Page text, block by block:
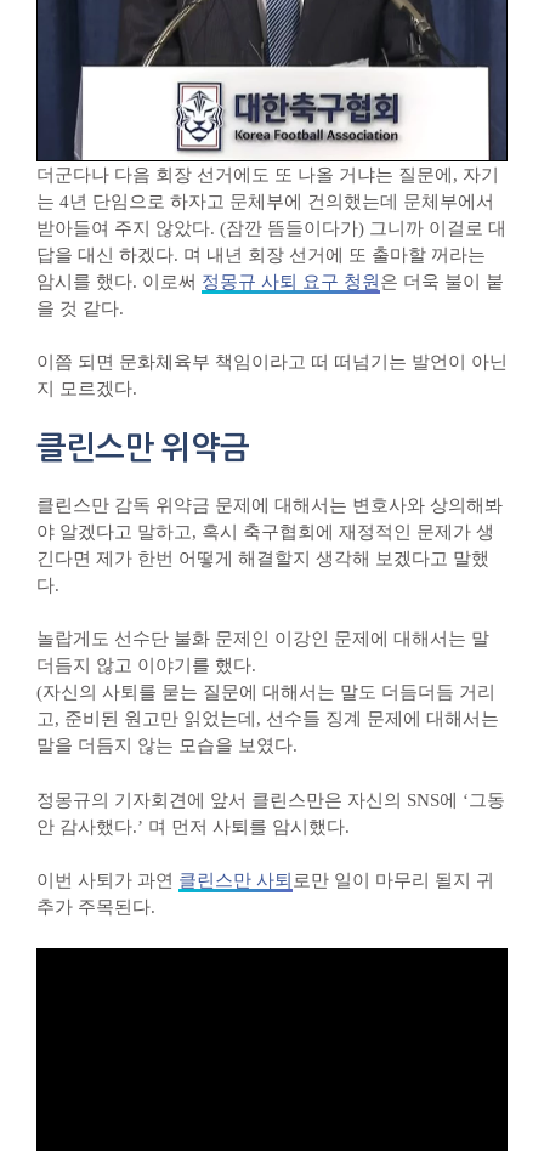
더군다나 다음 회장 선거에도 또 나올 거냐는 질문에, 자기
는 4년 단임으로 하자고 문체부에 건의했는데 문체부에서
받아들여 주지 않았다. (잠깐 뜸들이다가) 그니까 이걸로 대
답을 대신 하겠다. 며 내년 회장 선거에 또 출마할 꺼라는
암시를 했다. 이로써 정몽규 사퇴 요구 청원 은 더욱 불이 붙
을 것 같다.
이쯤 되면 문화체육부 책임이라고 떠 떠넘기는 발언이 아닌
지 모르겠다.
클린스만 위약금
클린스만 감독 위약금 문제에 대해서는 변호사와 상의해봐
야 알겠다고 말하고, 혹시 축구협회에 재정적인 문제가 생
긴다면 제가 한번 어떻게 해결할지 생각해 보겠다고 말했
다.
놀랍게도 선수단 불화 문제인 이강인 문제에 대해서는 말
더듬지 않고 이야기를 했다.
(자신의 사퇴를 묻는 질문에 대해서는 말도 더듬더듬 거리
고, 준비된 원고만 읽었는데, 선수들 징계 문제에 대해서는
말을 더듬지 않는 모습을 보였다.
정몽규의 기자회견에 앞서 클린스만은 자신의 SNS에 ‘그동
안 감사했다.’ 며 먼저 사퇴를 암시했다.
이번 사퇴가 과연 클린스만 사퇴 로만 일이 마무리 될지 귀
추가 주목된다.